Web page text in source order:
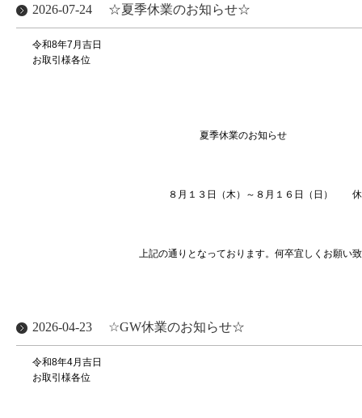
2026-07-24 ☆夏季休業のお知らせ☆
令和8年7月吉日
お取引様各位
夏季休業のお知らせ
８月１３日（木）～８月１６日（日） 休
上記の通りとなっております。何卒宜しくお願い致
2026-04-23 ☆GW休業のお知らせ☆
令和8年4月吉日
お取引様各位